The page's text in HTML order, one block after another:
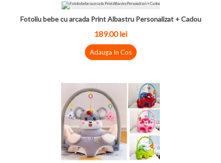
Fotoliu bebe cu arcada Print Albastru Personalizat + Cadou
189.00 lei
Adauga In Cos